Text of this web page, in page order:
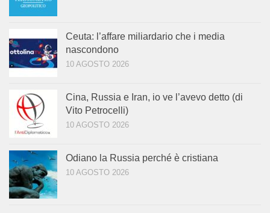
Ceuta: l’affare miliardario che i media
nascondono
10 AGOSTO 2026
Cina, Russia e Iran, io ve l’avevo detto (di
Vito Petrocelli)
10 AGOSTO 2026
Odiano la Russia perché è cristiana
10 AGOSTO 2026